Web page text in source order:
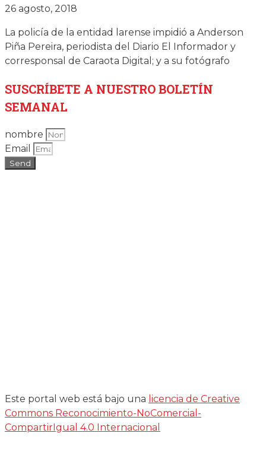
26 agosto, 2018
La policía de la entidad larense impidió a Anderson
Piña Pereira, periodista del Diario El Informador y
corresponsal de Caraota Digital; y a su fotógrafo
SUSCRÍBETE A NUESTRO BOLETÍN
SEMANAL
nombre
Email
Send
Este portal web está bajo una licencia de Creative
Commons Reconocimiento-NoComercial-
CompartirIgual 4.0 Internacional